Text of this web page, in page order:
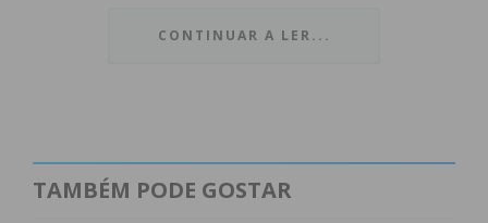
Bombeiros Voluntários de Lousada e pela VMER do
Investigação de Crimes de Acidentes de Viação
(NICAV) da GNR.
CONTINUAR A LER...
TAMBÉM PODE GOSTAR